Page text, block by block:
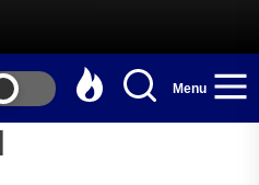
Menu